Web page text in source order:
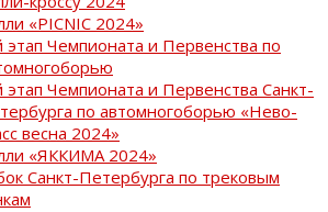
«PICNIC 2024»
этап Чемпионата и Первенства по
этап Чемпионата и Первенства Санкт-
по автомногоборью «Нево-
весна 2024»
«ЯККИМА 2024»
Санкт-Петербурга по трековым